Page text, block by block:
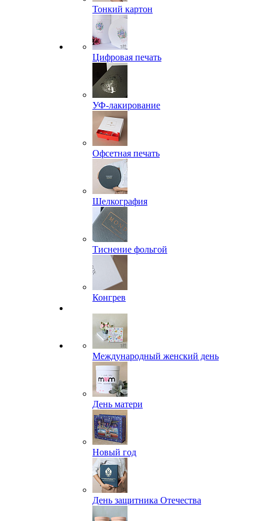
Тонкий картон
Цифровая печать
УФ-лакирование
Офсетная печать
Шелкография
Тиснение фольгой
Конгрев
Международный женский день
День матери
Новый год
День защитника Отечества